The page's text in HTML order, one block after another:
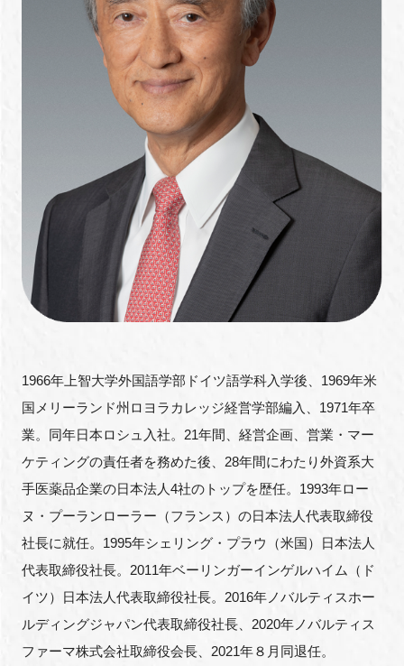
1966年上智大学外国語学部ドイツ語学科入学後、 1969年米
国メリーランド州ロヨラカレッジ経営学部編入、 1971年卒
業。同年日本ロシュ入社。 21年間、経営企画、営業・マー
ケティングの責任者を務めた後、 28年間にわたり外資系大
手医薬品企業の日本法人4社のトップを歴任。 1993年ロー
ヌ・プーランローラー（フランス）の日本法人代表取締役
社長に就任。 1995年シェリング・プラウ（米国）日本法人
代表取締役社長。 2011年ベーリンガーインゲルハイム（ド
イツ）日本法人代表取締役社長。 2016年ノバルティスホー
ルディングジャパン代表取締役社長、 2020年ノバルティス
ファーマ株式会社取締役会長、 2021年８月同退任。